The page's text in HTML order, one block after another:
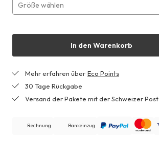
Größe wählen
In den Warenkorb
Mehr erfahren über Eco Points
30 Tage Rückgabe
Versand der Pakete mit der Schweizer Post
Rechnung Bankeinzug